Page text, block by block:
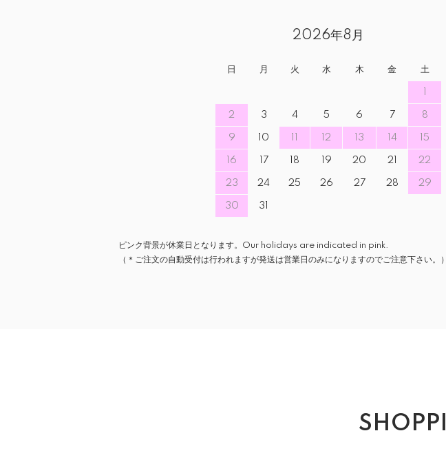
2026年8月
日 月 火 水 木 金 土
2 3 4 5 6 7 8
9 10 12 13 14 15
16 17 18 19 20 21 22
23 24 25 26 27 28 29
30 31
ピンク背景が休業日となります。Our holidays are indicated in pink.
（＊ご注文の自動受付は行われますが発送は営業日のみになりますのでご注意下さい。）